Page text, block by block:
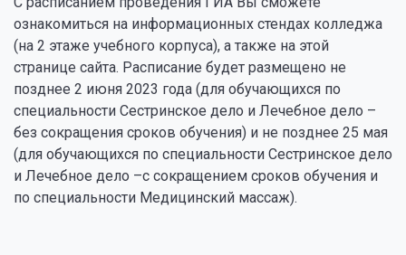
ознакомиться на информационных стендах колледжа
(на 2 этаже учебного корпуса), а также на этой
странице сайта. Расписание будет размещено не
позднее 2 июня 2023 года (для обучающихся по
специальности Сестринское дело и Лечебное дело –
без сокращения сроков обучения) и не позднее 25 мая
(для обучающихся по специальности Сестринское дело
и Лечебное дело –с сокращением сроков обучения и
по специальности Медицинский массаж).